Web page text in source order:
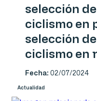
selección
ciclismo en
selección
ciclismo en
Fecha:02/07/2024
Actualidad